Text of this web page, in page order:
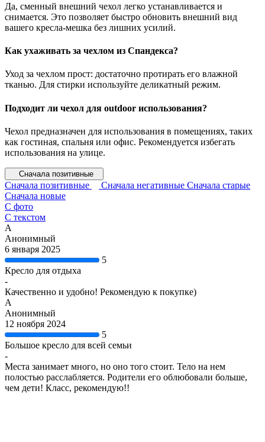
Да, сменный внешний чехол легко устанавливается и
снимается. Это позволяет быстро обновить внешний вид
вашего кресла-мешка без лишних усилий.
Как ухаживать за чехлом из Спандекса?
Уход за чехлом прост: достаточно протирать его влажной
тканью. Для стирки используйте деликатный режим.
Подходит ли чехол для outdoor использования?
Чехол предназначен для использования в помещениях, таких
как гостиная, спальня или офис. Рекомендуется избегать
использования на улице.
Сначала позитивные
Сначала позитивные Сначала негативные Сначала старые
Сначала новые
С фото
С текстом
А
Анонимный
6 января 2025
5
Кресло для отдыха
-
Качественно и удобно! Рекомендую к покупке)
А
Анонимный
12 ноября 2024
5
Большое кресло для всей семьи
-
Места занимает много, но оно того стоит. Тело на нем
полостью расслабляется. Родители его облюбовали больше,
чем дети! Класс, рекомендую!!